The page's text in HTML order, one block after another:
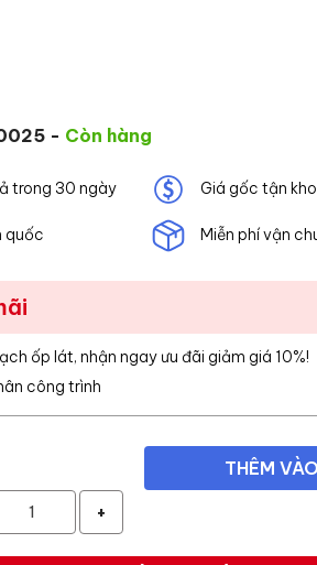
- Còn hàng
trong 30 ngày Giá gốc tận kho
quốc Miễn phí vận
ốp lát, nhận ngay ưu đãi giảm giá 10%!
công trình
+
THÊM